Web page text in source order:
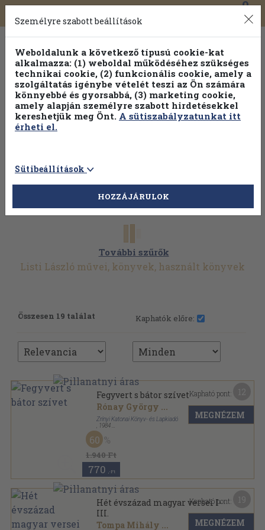
Toggle
navigation
0
További szűrők
Listi László művei, könyvek, használt könyvek
Összesen 19 találat Kaphatók előre:
Fegyvert s bátor szívet
Rónay György ...
Zrínyi Katonai Könyv- és Lapkiadó
1984
Fűzött keménykötés
1.940 Ft
60
770 ,-Ft
Kapható pont:
MEGNÉZEM
Hét évszázad magyar versei I-
III.
Tompa Mihály ...
Kapható pont:
MEGNÉZEM
Személyre szabott beállítások
Weboldalunk a következő típusú cookie-kat
alkalmazza: (1) weboldal működéséhez szükséges
technikai cookie, (2) funkcionális cookie, amely a
szolgáltatás igénybe vételét teszi az Ön számára
könnyebbé és gyorsabbá, (3) marketing cookie,
amely alapján személyre szabott hirdetésekkel
kereshetjük meg Önt. A sütiszabályzatunkat itt
érheti el.
Sütibeállítások
HOZZÁJÁRULOK